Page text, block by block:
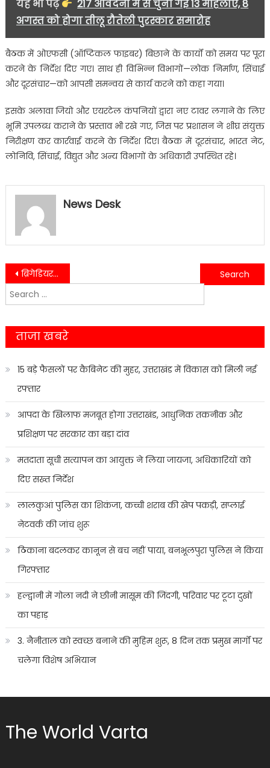
यह भी पढ़ें
217 आवेदनों में से चुनी गईं 13 महिलाएं, 8
अगस्त को होगा तीलू रौतेली पुरस्कार समारोह
बैठक में ओएफसी (ऑप्टिकल फाइबर) बिछाने के कार्यों को समय पर पूरा
करने के निर्देश दिए गए। साथ ही विभिन्न विभागों—लोक निर्माण, सिंचाई
और दूरसंचार—को आपसी समन्वय से कार्य करने को कहा गया।
इसके अलावा जियो और एयरटेल कंपनियों द्वारा नए टावर लगाने के लिए
भूमि उपलब्ध कराने के प्रस्ताव भी रखे गए, जिस पर प्रशासन ने शीघ्र संयुक्त
निरीक्षण कर कार्रवाई करने के निर्देश दिए। बैठक में दूरसंचार, भारत नेट,
लोनिवि, सिंचाई, विद्युत और अन्य विभागों के अधिकारी उपस्थित रहे।
News Desk
Post
navigation
ब्रिगेडियर हत्याकांड में दसवां आरोपी गिरफ्तार, पुलिस को बड़ी सफलता….
नशे में गाड़ी चलाना पड़ा भारी, नैनीताल पुलिस का ‘ऑपरेशन प्रहार’ तेज….
Search
for:
ताजा खबरे
15 बड़े फैसलों पर कैबिनेट की मुहर, उत्तराखंड में विकास को मिली नई
रफ्तार
आपदा के खिलाफ मजबूत होगा उत्तराखंड, आधुनिक तकनीक और
प्रशिक्षण पर सरकार का बड़ा दांव
मतदाता सूची सत्यापन का आयुक्त ने लिया जायजा, अधिकारियों को
दिए सख्त निर्देश
लालकुआं पुलिस का शिकंजा, कच्ची शराब की खेप पकड़ी, सप्लाई
नेटवर्क की जांच शुरू
ठिकाना बदलकर कानून से बच नहीं पाया, बनभूलपुरा पुलिस ने किया
गिरफ्तार
हल्द्वानी में गोला नदी ने छीनी मासूम की जिंदगी, परिवार पर टूटा दुखों
का पहाड़
3. नैनीताल को स्वच्छ बनाने की मुहिम शुरू, 8 दिन तक प्रमुख मार्गों पर
चलेगा विशेष अभियान
The World Varta